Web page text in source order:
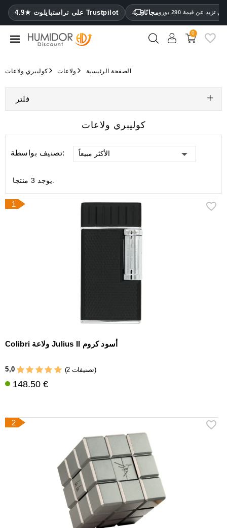
4.9★ على تراستبايلوت Trustpilot مجانًا عن قيمة 290 يورو CATEGORY
مرطب
ترطيب
محافظ
سيجار
ولاعات
مقصات
مرطبات
ومقياس
0
الصفحة الرئيسية ولاعات كوليبري ولاعات
فلتر
كوليبري ولاعات
تصنيف بواسطة: الأكثر مبيعاً
1
Colibri ولاعة Julius II أسود كروم
5,0 (2 تصنيفات)
148.50 €
2